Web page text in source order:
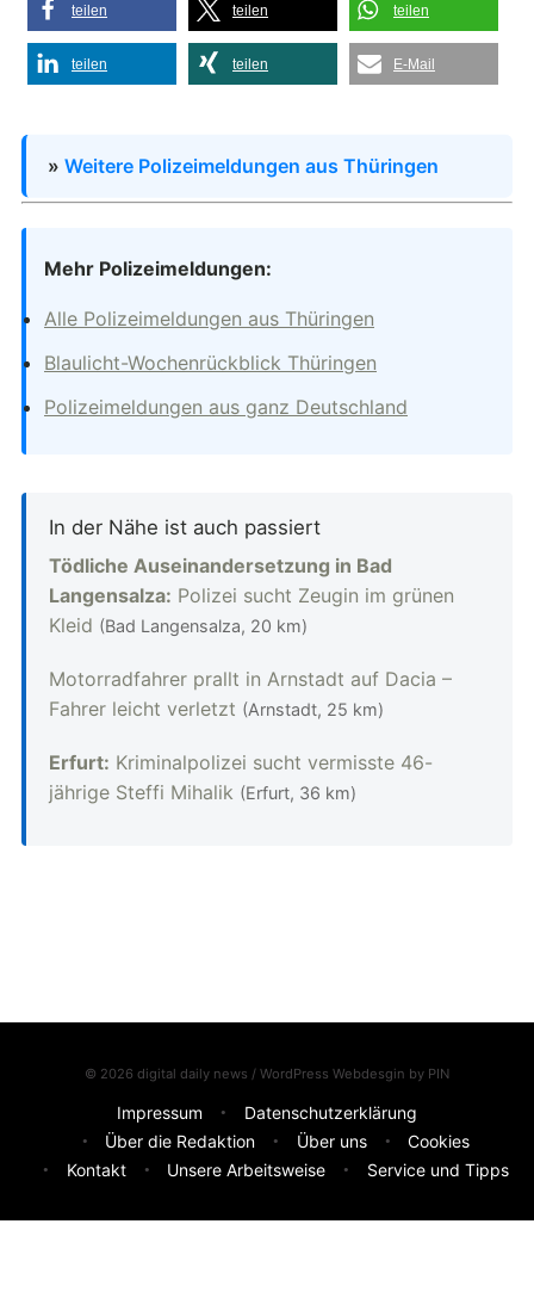
teilen teilen teilen
teilen teilen E-Mail
» Weitere Polizeimeldungen aus Thüringen
Mehr Polizeimeldungen:
Alle Polizeimeldungen aus Thüringen
Blaulicht-Wochenrückblick Thüringen
Polizeimeldungen aus ganz Deutschland
In der Nähe ist auch passiert
Tödliche Auseinandersetzung in Bad
Langensalza: Polizei sucht Zeugin im grünen
Kleid (Bad Langensalza, 20 km)
Motorradfahrer prallt in Arnstadt auf Dacia –
Fahrer leicht verletzt (Arnstadt, 25 km)
Erfurt: Kriminalpolizei sucht vermisste 46-
jährige Steffi Mihalik (Erfurt, 36 km)
© 2026 digital daily news / WordPress Webdesgin by PIN
Impressum
Datenschutzerklärung
Über die Redaktion
Über uns
Cookies
Kontakt
Unsere Arbeitsweise Service und Tipps